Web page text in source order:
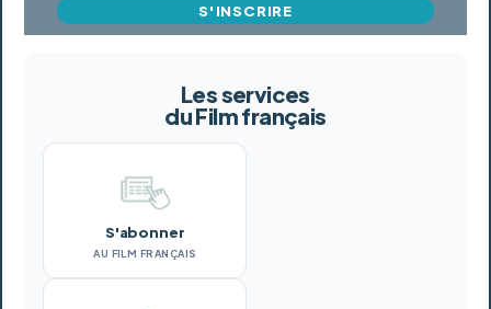
S'INSCRIRE
Les services
du Film français
S'abonner
AU FILM FRANÇAIS